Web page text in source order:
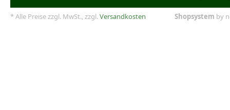
* Alle Preise zzgl. MwSt., zzgl.Versandkosten Shopsystem by